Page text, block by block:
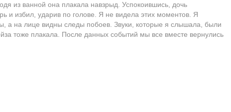
из ванной она плакала навзрыд. Успокоившись, дочь
и избил, ударив по голове. Я не видела этих моментов. Я
на лице видны следы побоев. Звуки, которые я слышала, были
тоже плакала. После данных событий мы все вместе вернулись